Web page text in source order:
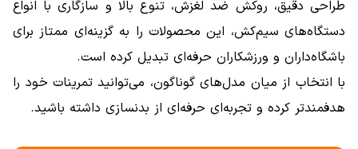
طراحی دقیق، روکش ضد لغزش، تنوع بالا و سازگاری با انواع
دستگاه‌های سیم‌کش، این محصولات را به گزینه‌ای ممتاز برای
باشگاه‌داران و ورزشکاران حرفه‌ای تبدیل کرده است.
با انتخاب از میان مدل‌های گوناگون، می‌توانید تمرینات خود را
هدفمندتر کرده و تجربه‌ای حرفه‌ای از بدنسازی داشته باشید.